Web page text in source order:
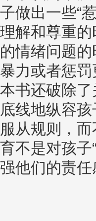
子做出一些“
理解和尊重
的情绪问题
暴力或者惩
本书还破除
底线地纵容
服从规则，
育不是对孩子
强他们的责